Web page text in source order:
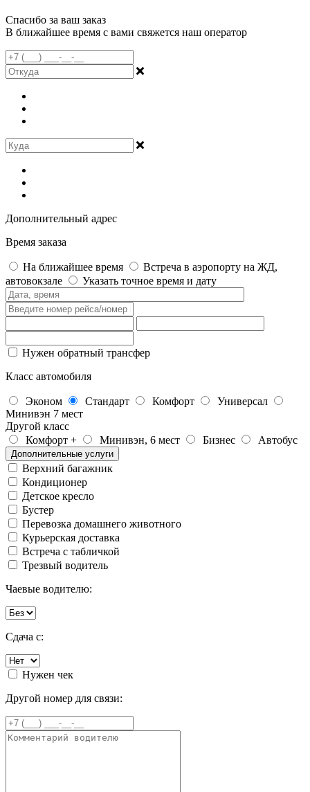
Спасибо за ваш заказ
В ближайшее время с вами свяжется наш оператор
Дополнительный адрес
Время заказа
На ближайшее время
Встреча в аэропорту на ЖД,
автовокзале
Указать точное время и дату
Нужен обратный трансфер
Класс автомобиля
Эконом Стандарт Комфорт
Универсал
Минивэн 7 мест
Другой класс
Комфорт +
Минивэн, 6 мест Бизнес Автобус
Дополнительные услуги
Верхний багажник
Кондиционер
Детское кресло
Бустер
Перевозка домашнего животного
Курьерская доставка
Встреча с табличкой
Трезвый водитель
Чаевые водителю:
Сдача с:
Нужен чек
Другой номер для связи: